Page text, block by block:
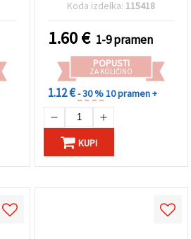
perlic in DIY ustvarjanje
EM ART
Koda izdelka: 115418
1.60€ 1-9 pramen
POPUSTI
ZA KOLIČINO
1.12 €- 30 %10 pramen +
KUPI